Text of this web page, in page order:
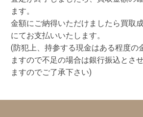
ます。
金額にご納得いただけましたら買取
にてお支払いいたします。
(防犯上、持参する現金はある程度の
ますので不足の場合は銀行振込とさ
ますのでご了承下さい)